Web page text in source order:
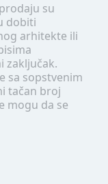
su
dobiti
arhitekte ili
zaključak.
sa sopstvenim
tačan broj
mogu da se